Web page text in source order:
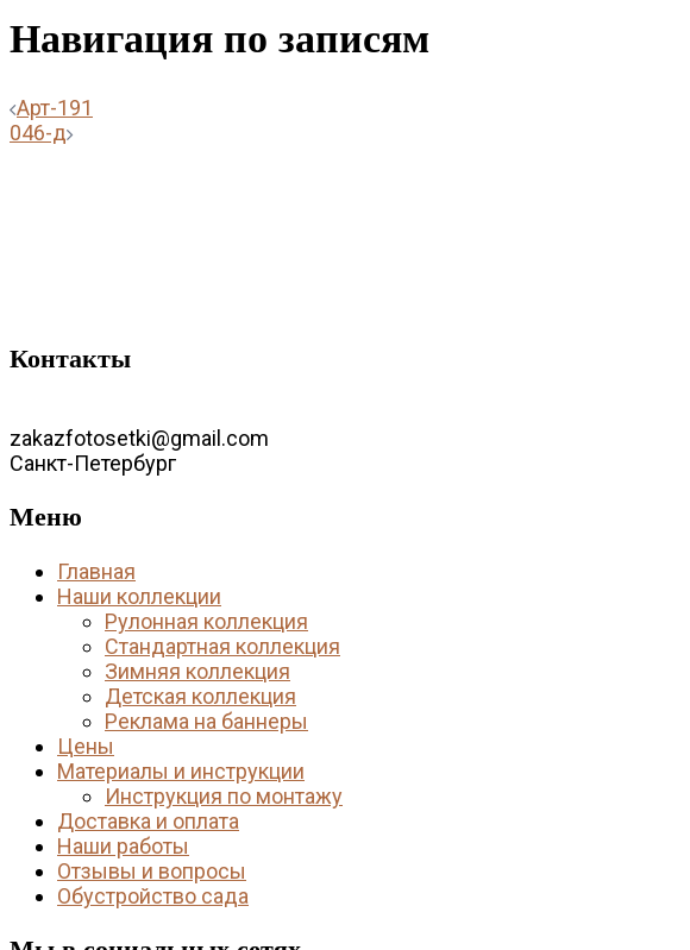
Навигация по записям
Арт-191
046-д
Контакты
zakazfotosetki@gmail.com
Санкт-Петербург
Меню
Главная
Наши коллекции
Рулонная коллекция
Стандартная коллекция
Зимняя коллекция
Детская коллекция
Реклама на баннеры
Цены
Материалы и инструкции
Инструкция по монтажу
Доставка и оплата
Наши работы
Отзывы и вопросы
Обустройство сада